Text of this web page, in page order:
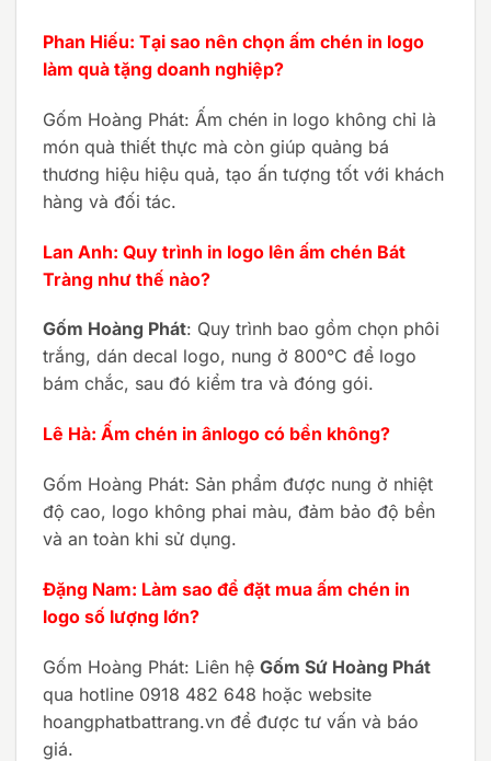
Phan Hiếu: Tại sao nên chọn ấm chén in logo
làm quà tặng doanh nghiệp?
Gốm Hoàng Phát: Ấm chén in logo không chỉ là
món quà thiết thực mà còn giúp quảng bá
thương hiệu hiệu quả, tạo ấn tượng tốt với khách
hàng và đối tác.
Lan Anh: Quy trình in logo lên ấm chén Bát
Tràng như thế nào?
Gốm Hoàng Phát: Quy trình bao gồm chọn phôi
trắng, dán decal logo, nung ở 800°C để logo
bám chắc, sau đó kiểm tra và đóng gói.
Lê Hà: Ấm chén in ânlogo có bền không?
Gốm Hoàng Phát: Sản phẩm được nung ở nhiệt
độ cao, logo không phai màu, đảm bảo độ bền
và an toàn khi sử dụng.
Đặng Nam: Làm sao để đặt mua ấm chén in
logo số lượng lớn?
Gốm Hoàng Phát: Liên hệ Gốm Sứ Hoàng Phát
qua hotline 0918 482 648 hoặc website
hoangphatbattrang.vn để được tư vấn và báo
giá.